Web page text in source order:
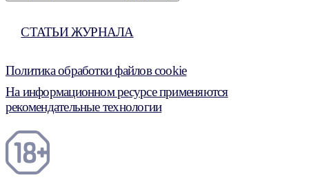
СТАТЬИ ЖУРНАЛА
Политика обработки файлов cookie
На информационном ресурсе применяются
рекомендательные технологии